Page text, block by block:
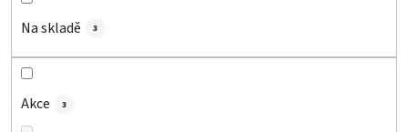
u
Na skladě 3
Akce 3